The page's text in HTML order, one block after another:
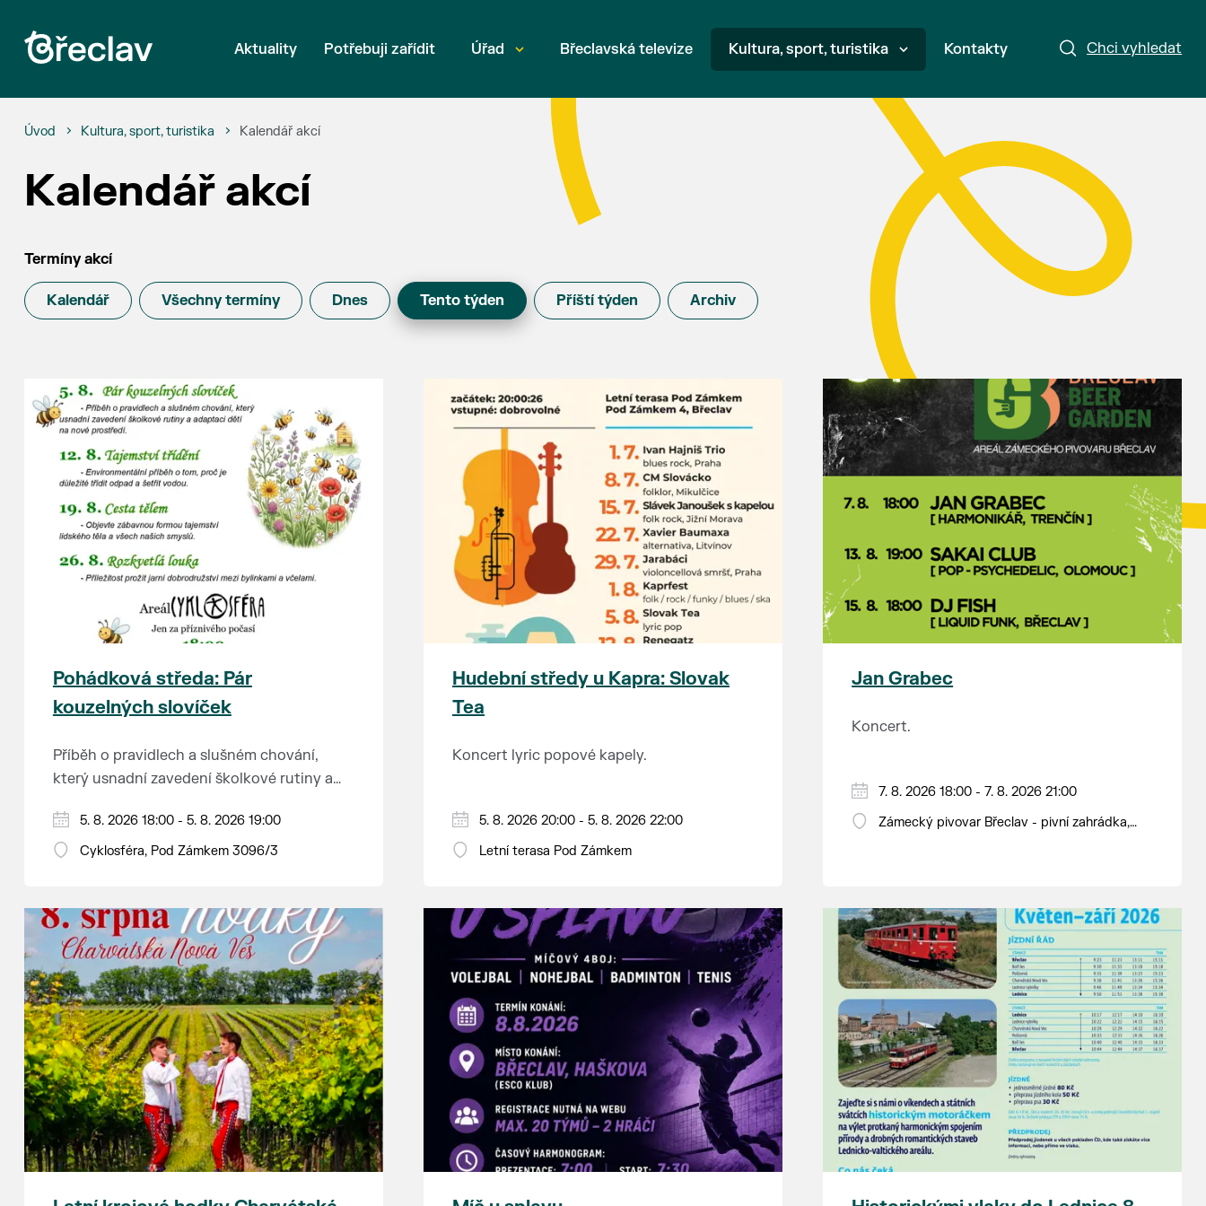
Chci vyhledat
Aktuality Potřebuji zařídit Úřad Břeclavská televize Kultura, sport, turistika Kontakty
Úvod Kultura, sport, turistika Kalendář akcí
Kalendář akcí
Termíny akcí
Kalendář Všechny termíny Dnes Tento týden Příští týden Archiv
Pohádková středa: Pár
kouzelných slovíček
Příběh o pravidlech a slušném chování,
který usnadní zavedení školkové rutiny a
Hraje se jen za příznivého počasí.
Vstupné dobrovolné.
5. 8. 2026 18:00 - 5. 8. 2026 19:00
Cyklosféra, Pod Zámkem 3096/3
Hudební středy u Kapra: Slovak
Tea
Koncert lyric popové kapely.
5. 8. 2026 20:00 - 5. 8. 2026 22:00
Letní terasa Pod Zámkem
Jan Grabec
Koncert.
7. 8. 2026 18:00 - 7. 8. 2026 21:00
Zámecký pivovar Břeclav - pivní zahrádka,